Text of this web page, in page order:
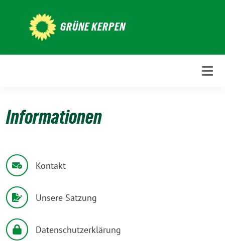
GRÜNE KERPEN
Informationen
Kontakt
Unsere Satzung
Datenschutzerklärung